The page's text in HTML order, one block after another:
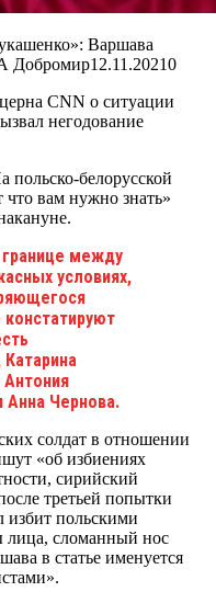
Варшава
Добромир12.11.20210
CNN о ситуации
негодование
польско-белорусской
что вам нужно знать»
между
условиях,
констатируют
Катарина
Антония
Анна Чернова.
солдат в отношении
«об избиениях
сирийский
третьей попытки
избит польскими
лица, сломанный нос
в статье именуется